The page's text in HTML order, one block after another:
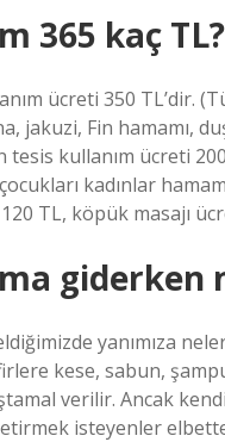
365 kaç TL?
ücreti 350 TL’dir.
jakuzi, Fin hamamı,
tesis kullanım ücreti
kadınlar
TL, köpük masajı
giderken
yanımıza neler
kese, sabun,
verilir. Ancak
isteyenler